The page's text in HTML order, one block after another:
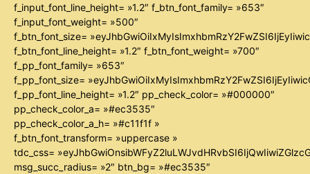
f_input_font_line_height= »1.2″ f_btn_font_family= »653″
f_input_font_weight= »500″
f_btn_font_size=
f_btn_font_line_height= »1.2″ f_btn_font_weight= »700″
f_pp_font_family= »653″
f_pp_font_size=
f_pp_font_line_height= »1.2″ pp_check_color= »#000000″
pp_check_color_a= »#ec3535″
pp_check_color_a_h= »#c11f1f »
f_btn_font_transform= »uppercase »
tdc_css=
msg_succ_radius= »2″ btn_bg= »#ec3535″